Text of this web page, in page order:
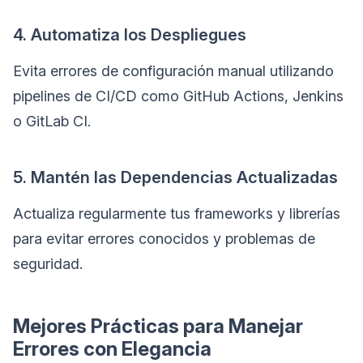
4. Automatiza los Despliegues
Evita errores de configuración manual utilizando
pipelines de CI/CD como GitHub Actions, Jenkins
o GitLab CI.
5. Mantén las Dependencias Actualizadas
Actualiza regularmente tus frameworks y librerías
para evitar errores conocidos y problemas de
seguridad.
Mejores Prácticas para Manejar
Errores con Elegancia